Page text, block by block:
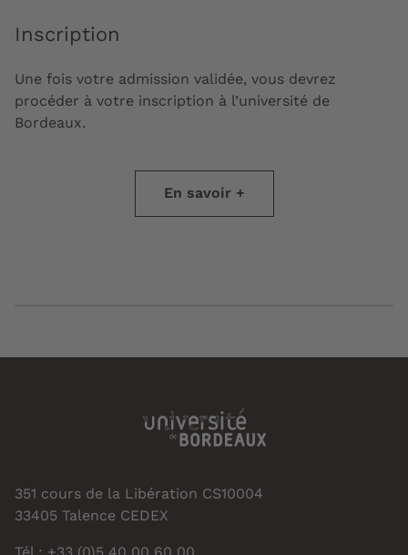
Inscription
Une fois votre admission validée, vous devrez
procéder à votre inscription à l’université de
Bordeaux.
En savoir +
351 cours de la Libération CS10004
33405 Talence CEDEX